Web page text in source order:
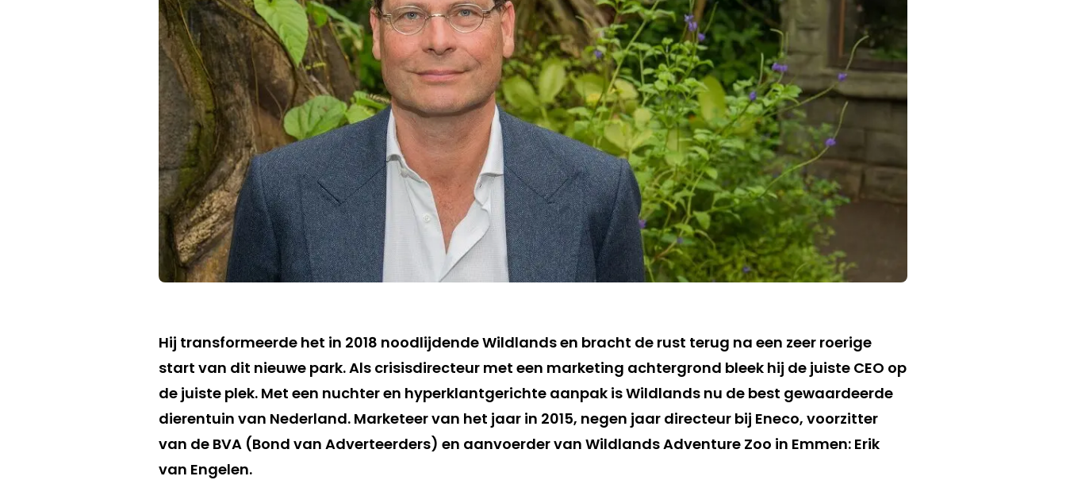
Hij transformeerde het in 2018 noodlijdende Wildlands en bracht de rust terug na een zeer roerige
start van dit nieuwe park. Als crisisdirecteur met een marketing achtergrond bleek hij de juiste CEO op
de juiste plek. Met een nuchter en hyperklantgerichte aanpak is Wildlands nu de best gewaardeerde
dierentuin van Nederland. Marketeer van het jaar in 2015, negen jaar directeur bij Eneco, voorzitter
van de BVA (Bond van Adverteerders) en aanvoerder van Wildlands Adventure Zoo in Emmen: Erik
van Engelen.